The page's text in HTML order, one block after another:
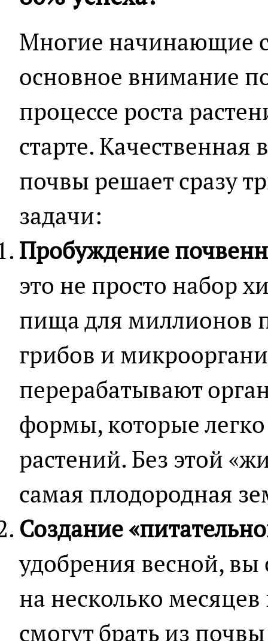
Многие начинающие
основное внимание
процессе роста
старте. Качественная
почвы решает сразу
задачи:
Пробуждение
это не просто набор
пища для миллионов
грибов и
перерабатывают
формы, которые
растений. Без этой
самая плодородная
Создание
удобрения весной, вы
на несколько
смогут брать из